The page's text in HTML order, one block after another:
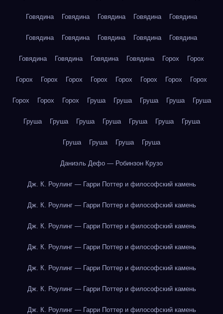
Говядина Говядина Говядина Говядина Говядина
Говядина Говядина Говядина Говядина Говядина
Говядина Говядина Говядина Говядина Горох Горох
Горох Горох Горох Горох Горох Горох Горох Горох
Горох Горох Горох Груша Груша Груша Груша Груша
Груша Груша Груша Груша Груша Груша Груша
Груша Груша Груша Груша
Даниэль Дефо — Робинзон Крузо
Дж. К. Роулинг — Гарри Поттер и философский камень
Дж. К. Роулинг — Гарри Поттер и философский камень
Дж. К. Роулинг — Гарри Поттер и философский камень
Дж. К. Роулинг — Гарри Поттер и философский камень
Дж. К. Роулинг — Гарри Поттер и философский камень
Дж. К. Роулинг — Гарри Поттер и философский камень
Дж. К. Роулинг — Гарри Поттер и философский камень